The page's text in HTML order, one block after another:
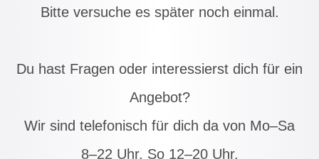
Bitte versuche es später noch einmal.
Du hast Fragen oder interessierst dich für ein
Angebot?
Wir sind telefonisch für dich da von Mo–Sa
8–22 Uhr, So 12–20 Uhr.